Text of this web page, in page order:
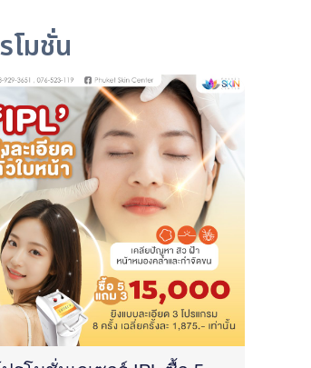
โมชั่น